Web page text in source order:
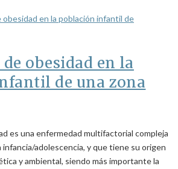
obesidad en la
de una zona
es una enfermedad multifactorial compleja
infancia/adolescencia, y que tiene su origen
y ambiental, siendo más importante la